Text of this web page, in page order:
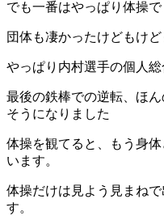
でも一番はやっぱり体操で
団体も凄かったけどもけど
やっぱり内村選手の個人
最後の鉄棒での逆転、ほ
そうになりました
体操を観てると、もう身
います。
体操だけは見よう見まね
す。